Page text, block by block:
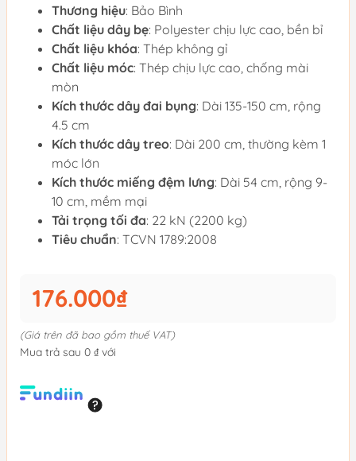
Thương hiệu: Bảo Bình
Chất liệu dây bẹ: Polyester chịu lực cao, bền bỉ
Chất liệu khóa: Thép không gỉ
Chất liệu móc: Thép chịu lực cao, chống mài
mòn
Kích thước dây đai bụng: Dài 135-150 cm, rộng
4.5 cm
Kích thước dây treo: Dài 200 cm, thường kèm 1
móc lớn
Kích thước miếng đệm lưng: Dài 54 cm, rộng 9-
10 cm, mềm mại
Tải trọng tối đa: 22 kN (2200 kg)
Tiêu chuẩn: TCVN 1789:2008
176.000₫
(Giá trên đã bao gồm thuế VAT)
Mua trả sau 0 ₫ với